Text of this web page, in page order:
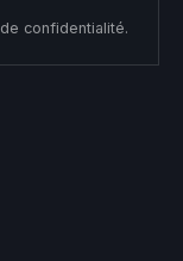
de confidentialité.